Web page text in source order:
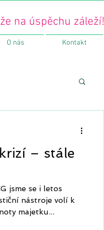
na úspěchu záleží!
O nás Kontakt
– stále
jsme se i letos
nástroje volí k
majetku...